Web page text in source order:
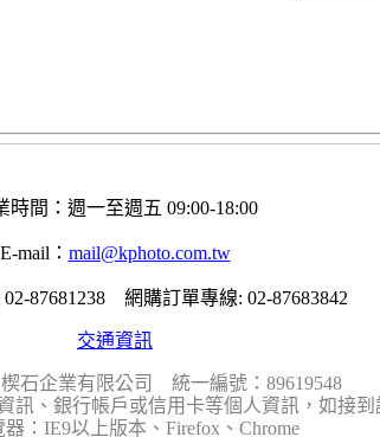
時間：週一至週五 09:00-18:00
E-mail： mail@kphoto.com.tw
87681238 網購訂單專線: 02-87683842
交通資訊
石企業有限公司 統一編號：89619548
訊、銀行帳戶或信用卡等個人資訊，如接
：IE9以上版本、Firefox、Chrome